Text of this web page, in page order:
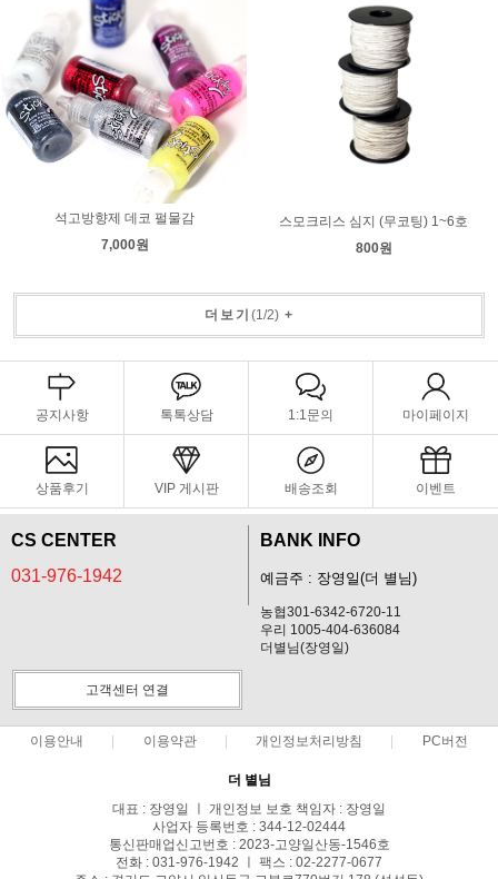
석고방향제 데코 펄물감
7,000원
스모크리스 심지 (무코팅) 1~6호
800원
더보기 (1/2)+
공지사항 톡톡상담 1:1문의 마이페이지
상품후기 VIP 게시판 배송조회 이벤트
CS CENTER
031-976-1942
BANK INFO
예금주 : 장영일(더 별님)
농협301-6342-6720-11
우리 1005-404-636084
더별님(장영일)
고객센터 연결
이용안내 이용약관 개인정보처리방침 PC버전
더 별님
대표 : 장영일 ㅣ 개인정보 보호 책임자 : 장영일
사업자 등록번호 : 344-12-02444
통신판매업신고번호 : 2023-고양일산동-1546호
전화 : 031-976-1942 ㅣ 팩스 : 02-2277-0677